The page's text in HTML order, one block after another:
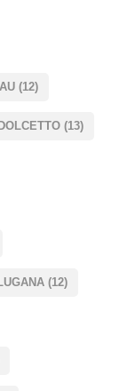
(12)
DOLCETTO (13)
LUGANA (12)